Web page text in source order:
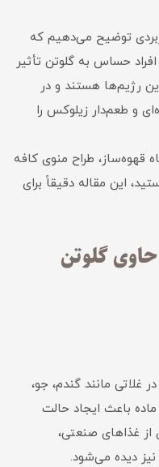
توضیح می‌دهیم که
حساس به گلوتن تأثیر
رژیم‌ها هستند و در
و طعم‌دار زیلوکس را
قهوه‌ساز، طراح منوی کافه
این مقاله دقیقاً برای
گلوتن
غلاتی مانند گندم، جو،
باعث ایجاد حالت
غذاهای صنعتی،
دیده می‌شود.